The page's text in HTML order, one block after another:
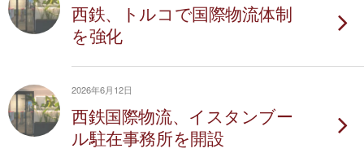
西鉄、トルコで国際物流体制
を強化
2026年6月12日
西鉄国際物流、イスタンブー
ル駐在事務所を開設